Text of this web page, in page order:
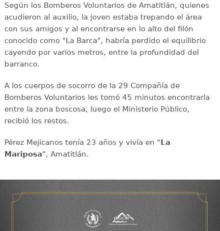
Según los Bomberos Voluntarios de Amatitlán, quienes
acudieron al auxilio, la joven estaba trepando el área
con sus amigos y al encontrarse en lo alto del filón
conocido como "La Barca", habría perdido el equilibrio
cayendo por varios metros, entre la profundidad del
barranco.
A los cuerpos de socorro de la 29 Compañía de
Bomberos Voluntarios les tomó 45 minutos encontrarla
entre la zona boscosa, luego el Ministerio Público,
recibió los restos.
Pérez Mejicanos tenía 23 años y vivía en "La
Mariposa", Amatitlán.